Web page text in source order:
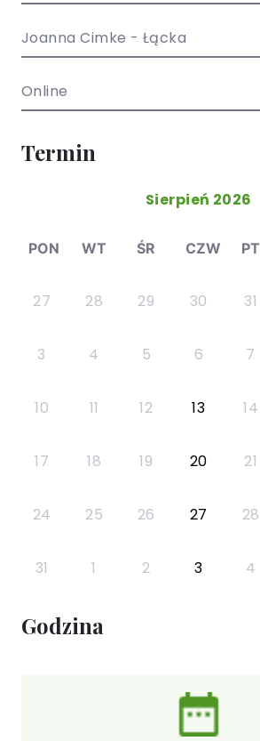
Joanna Cimke - Łącka
Online
Termin
Sierpień 2026
PON WT ŚR CZW PT
27 28 29 30 31
3 4 5 6 7
10 11 12 13 14
17 18 19 20 21
24 25 26 27 28
31 1 2 3 4
Godzina